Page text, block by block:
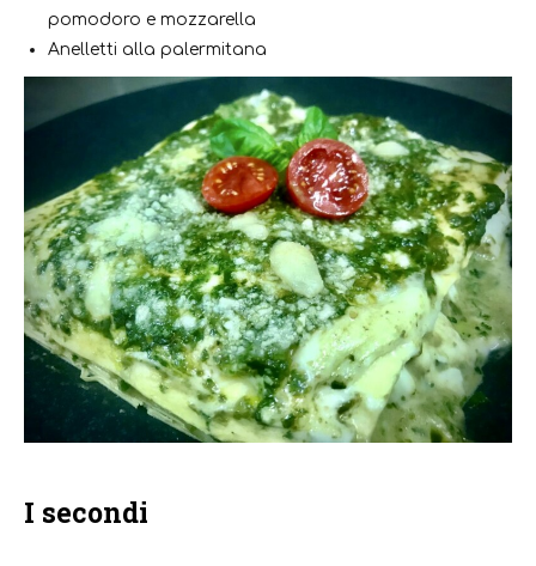
pomodoro e mozzarella
Anelletti alla palermitana
I secondi